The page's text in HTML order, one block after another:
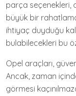
parça seçenekleri,
büyük bir rahatlama
ihtiyaç duyduğu
bulabilecekleri bu
Opel araçları,
Ancak, zaman
görmesi